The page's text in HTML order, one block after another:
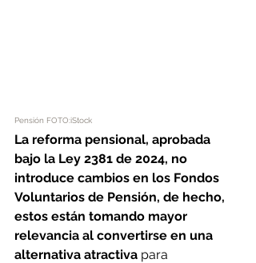
Pensión FOTO:iStock
La reforma pensional, aprobada
bajo la Ley 2381 de 2024, no
introduce cambios en los Fondos
Voluntarios de Pensión, de hecho,
estos están tomando mayor
relevancia al convertirse en una
alternativa atractiva para